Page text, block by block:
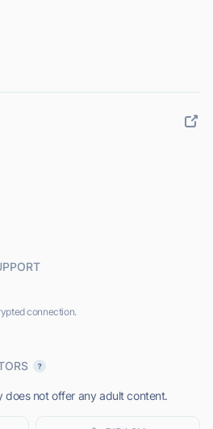
connection.
does not offer any adult content.